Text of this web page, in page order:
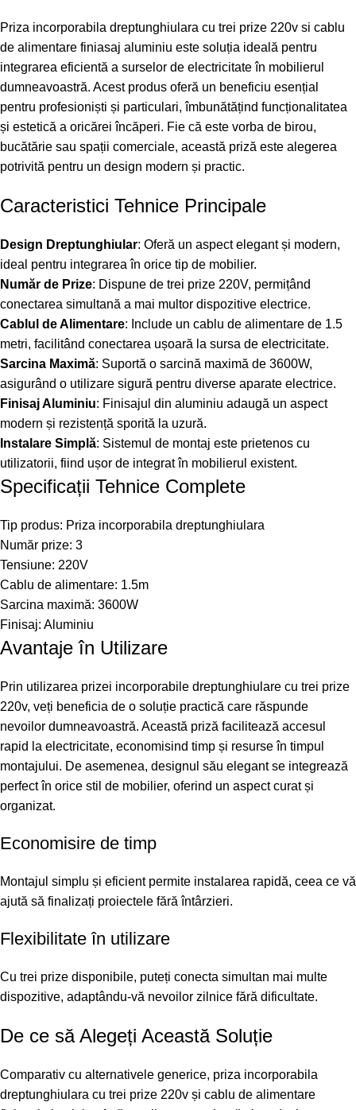
Priza incorporabila dreptunghiulara cu trei prize 220v si cablu
de alimentare finiasaj aluminiu este soluția ideală pentru
integrarea eficientă a surselor de electricitate în mobilierul
dumneavoastră. Acest produs oferă un beneficiu esențial
pentru profesioniști și particulari, îmbunătățind funcționalitatea
și estetică a oricărei încăperi. Fie că este vorba de birou,
bucătărie sau spații comerciale, această priză este alegerea
potrivită pentru un design modern și practic.
Caracteristici Tehnice Principale
Design Dreptunghiular: Oferă un aspect elegant și modern,
ideal pentru integrarea în orice tip de mobilier.
Număr de Prize: Dispune de trei prize 220V, permițând
conectarea simultană a mai multor dispozitive electrice.
Cablul de Alimentare: Include un cablu de alimentare de 1.5
metri, facilitând conectarea ușoară la sursa de electricitate.
Sarcina Maximă: Suportă o sarcină maximă de 3600W,
asigurând o utilizare sigură pentru diverse aparate electrice.
Finisaj Aluminiu: Finisajul din aluminiu adaugă un aspect
modern și rezistență sporită la uzură.
Instalare Simplă: Sistemul de montaj este prietenos cu
utilizatorii, fiind ușor de integrat în mobilierul existent.
Specificații Tehnice Complete
Tip produs: Priza incorporabila dreptunghiulara
Număr prize: 3
Tensiune: 220V
Cablu de alimentare: 1.5m
Sarcina maximă: 3600W
Finisaj: Aluminiu
Avantaje în Utilizare
Prin utilizarea prizei incorporabile dreptunghiulare cu trei prize
220v, veți beneficia de o soluție practică care răspunde
nevoilor dumneavoastră. Această priză facilitează accesul
rapid la electricitate, economisind timp și resurse în timpul
montajului. De asemenea, designul său elegant se integrează
perfect în orice stil de mobilier, oferind un aspect curat și
organizat.
Economisire de timp
Montajul simplu și eficient permite instalarea rapidă, ceea ce vă
ajută să finalizați proiectele fără întârzieri.
Flexibilitate în utilizare
Cu trei prize disponibile, puteți conecta simultan mai multe
dispozitive, adaptându-vă nevoilor zilnice fără dificultate.
De ce să Alegeți Această Soluție
Comparativ cu alternativele generice, priza incorporabila
dreptunghiulara cu trei prize 220v și cablu de alimentare